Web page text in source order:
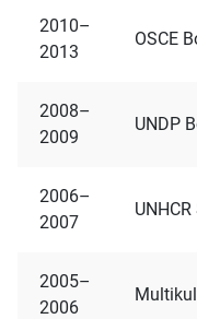
2010–
2013
OSCE
2008–
2009
UNDP
2006–
2007
2005–
2006